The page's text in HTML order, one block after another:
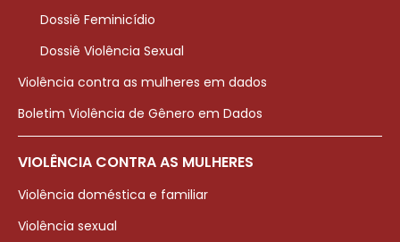
Dossiê Feminicídio
Dossiê Violência Sexual
Violência contra as mulheres em dados
Boletim Violência de Gênero em Dados
VIOLÊNCIA CONTRA AS MULHERES
Violência doméstica e familiar
Violência sexual